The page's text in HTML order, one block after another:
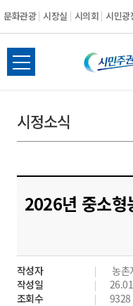
문화관광 시장실 시의회 시민광
전
체
뉴
열
시정소식
2026년 중소형
작성자
농촌
작성일
조회수
9328